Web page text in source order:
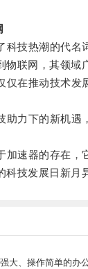
技热潮的代名
物联网，其领域
在推动技术发
力下的新机遇
速器的存在，
技发展日新月
大、操作简单的办